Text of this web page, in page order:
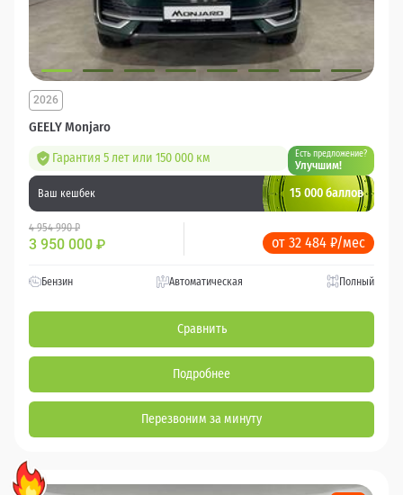
GEELY Monjaro
2026
Гарантия 5 лет или 150 000 км Есть предложение?
Улучшим!
Ваш кешбек 15 000 баллов
4 954 990 ₽
3 950 000 ₽ от 32 484 ₽/мес
Бензин Автоматическая Полный
Сравнить
Подробнее
Перезвоним за минуту